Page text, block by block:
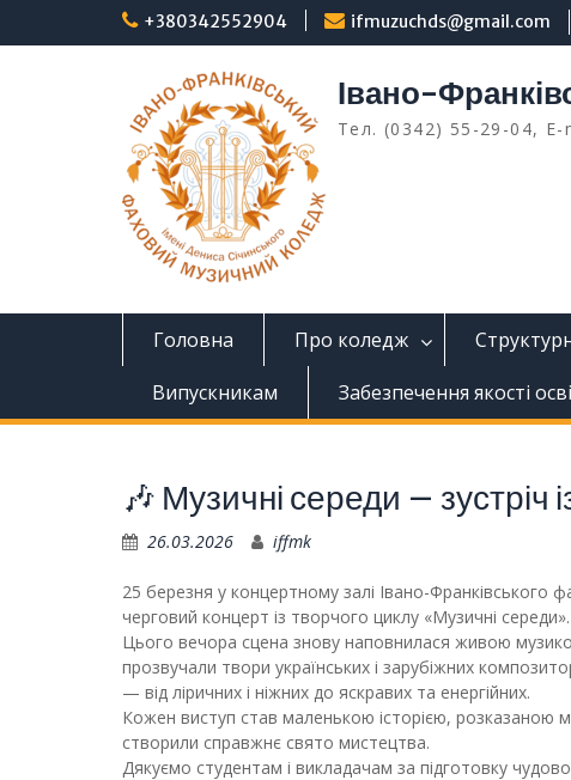
+380342552904 ifmuzuchds@gmail.com
Івано-
Тел. (0342) 55-29-04,
Головна Про коледж
Випускникам
Забезпечення якості
🎶 Музичні середи – зустріч
26.03.2026 iffmk
25 березня у концертному залі Івано-Франківського
черговий концерт із творчого циклу «Музичні середи».
Цього вечора сцена знову наповнилася живою
прозвучали твори українських і зарубіжних
— від ліричних і ніжних до яскравих та енергійних.
Кожен виступ став маленькою історією, розказаною
створили справжнє свято мистецтва.
Дякуємо студентам і викладачам за підготовку